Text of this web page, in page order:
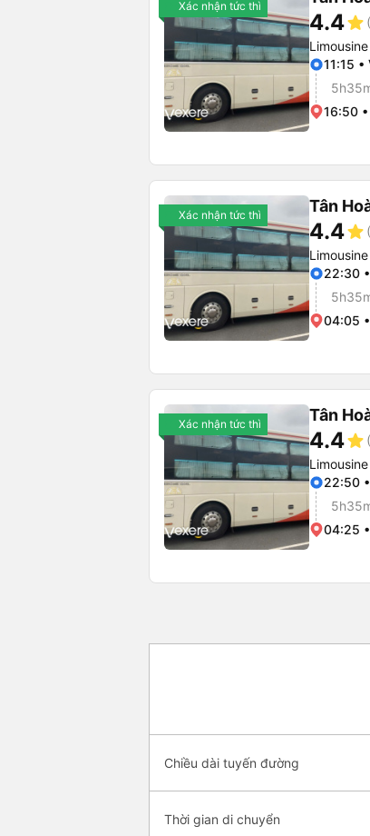
Xác nhận tức thì
4.4star
11:15
16:50
Xác nhận tức thì Tân
4.4star
22:30
04:05
Xác nhận tức thì Tân
4.4star
22:50
04:25
Chiều dài tuyến đường
Thời gian di chuyển